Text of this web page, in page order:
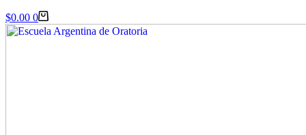
Carro
de
$0.00 0